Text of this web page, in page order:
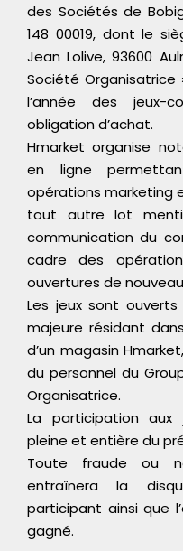
des Sociétés de
148 00019, dont le
Jean Lolive, 93600
Société
l’année des jeux-
obligation d’achat.
Hmarket organise
en ligne
opérations marketing
tout autre lot
communication du
cadre des
ouvertures de
Les jeux sont
majeure résidant
d’un magasin
du personnel du
Organisatrice.
La participation aux
pleine et entière du
Toute fraude ou
entraînera la
participant ainsi que
gagné.